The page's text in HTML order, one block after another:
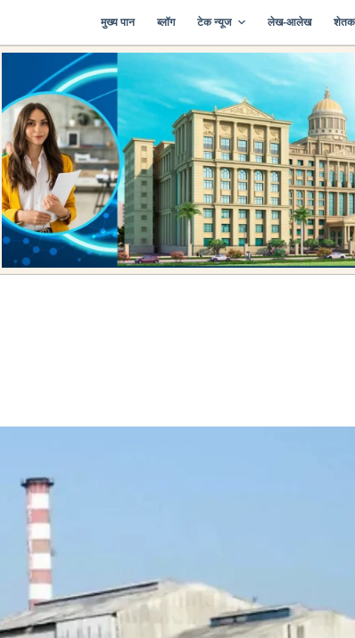
मुख्य पान ब्लॉग टेक न्यूज लेख-आलेख